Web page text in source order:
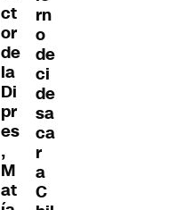
ct
or
de
la
Di
pr
es
,
M
at
rn
o
de
ci
de
sa
ca
r
a
C